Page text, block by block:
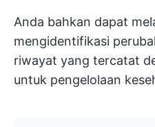
Anda bahkan dapat
mengidentifikasi
riwayat yang tercatat
untuk pengelolaan